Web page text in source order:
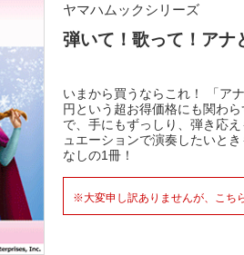
ヤマハムックシリーズ
弾いて！歌って！アナ
いまから買うならこれ！ 「ア
円という超お得価格にも関わ
で、手にもずっしり、弾き応
ュエーションで演奏したいと
なしの1冊！
※大変申し訳ありませんが、こち